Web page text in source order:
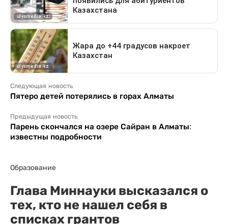
Следующая новость
Пятеро детей потерялись в горах Алматы
Предыдущая новость
Парень скончался на озере Сайран в Алматы:
известны подробности
Образование
Глава Миннауки высказался о
тех, кто не нашел себя в
списках грантов